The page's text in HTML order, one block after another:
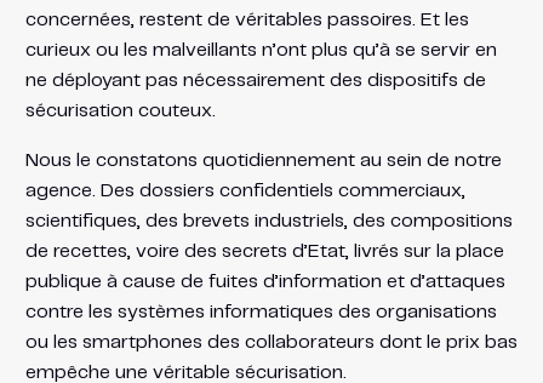
concernées, restent de véritables passoires. Et les
curieux ou les malveillants n’ont plus qu’à se servir en
ne déployant pas nécessairement des dispositifs de
sécurisation couteux.
Nous le constatons quotidiennement au sein de notre
agence. Des dossiers confidentiels commerciaux,
scientifiques, des brevets industriels, des compositions
de recettes, voire des secrets d’Etat, livrés sur la place
publique à cause de fuites d’information et d’attaques
contre les systèmes informatiques des organisations
ou les smartphones des collaborateurs dont le prix bas
empêche une véritable sécurisation.